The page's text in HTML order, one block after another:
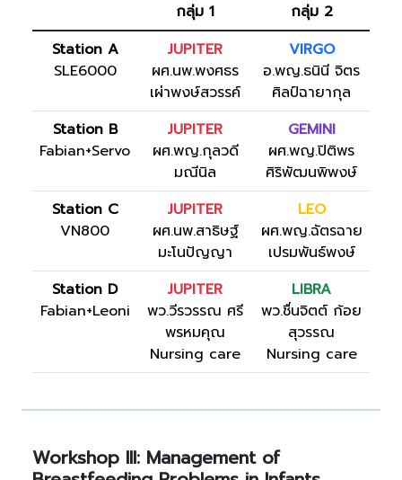
กลุ่ม 1
กลุ่ม 2
Station A
SLE6000
JUPITER
ผศ.นพ.พงศธร
เผ่าพงษ์สวรรค์
VIRGO
อ.พญ.ธนินี จิตร
ศิลป์ฉายากุล
Station B
Fabian+Servo
JUPITER
ผศ.พญ.กุลวดี
มณีนิล
GEMINI
ผศ.พญ.ปิติพร
ศิริพัฒนพิพงษ์
Station C
VN800
JUPITER
ผศ.นพ.สาธิษฐ์
มะโนปัญญา
LEO
ผศ.พญ.ฉัตรฉาย
เปรมพันธ์พงษ์
Station D
Fabian+Leoni
JUPITER
พว.วีรวรรณ ศรี
พรหมคุณ
Nursing care
LIBRA
พว.ชื่นจิตต์ ก้อย
สุวรรณ
Nursing care
Workshop III: Management of